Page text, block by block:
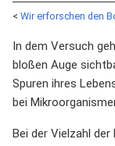
< Wir erforschen den
In dem Versuch
bloßen Auge
Spuren ihres
bei
Bei der Vielzahl